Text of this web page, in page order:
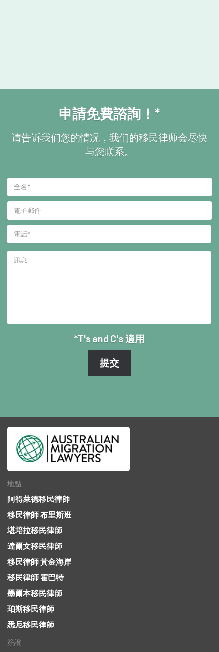
申請免費諮詢！*
请告诉我们您的情况，我们的移民律师会尽快
与您联系。
*T's and C's 適用
地點
阿得萊德移民律師
移民律師 布里斯班
堪培拉移民律師
達爾文移民律師
移民律師 黃金海岸
移民律師 霍巴特
墨爾本移民律師
珀斯移民律師
悉尼移民律師
簽證